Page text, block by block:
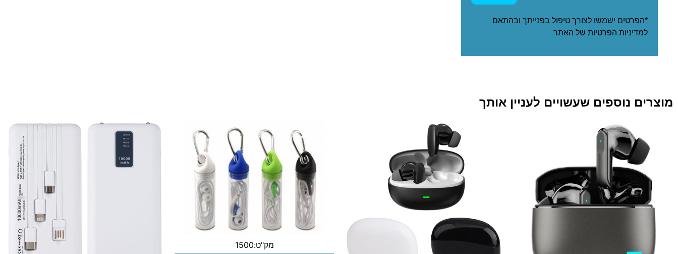
*הפרטים ישמשו לצורך טיפול בפנייתך ובהתאם
למדיניות הפרטיות של האתר
מוצרים נוספים שעשויים לעניין אותך
מק"ט:1500